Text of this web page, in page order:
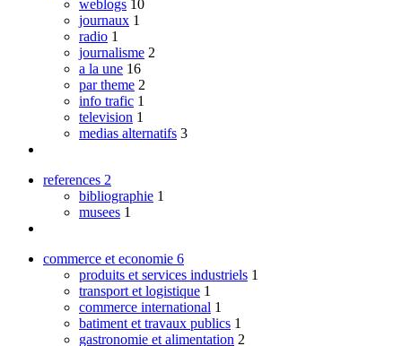
weblogs 10
journaux 1
radio 1
journalisme 2
a la une 16
par theme 2
info trafic 1
television 1
medias alternatifs 3
references 2
bibliographie 1
musees 1
commerce et economie 6
produits et services industriels 1
transport et logistique 1
commerce international 1
batiment et travaux publics 1
gastronomie et alimentation 2